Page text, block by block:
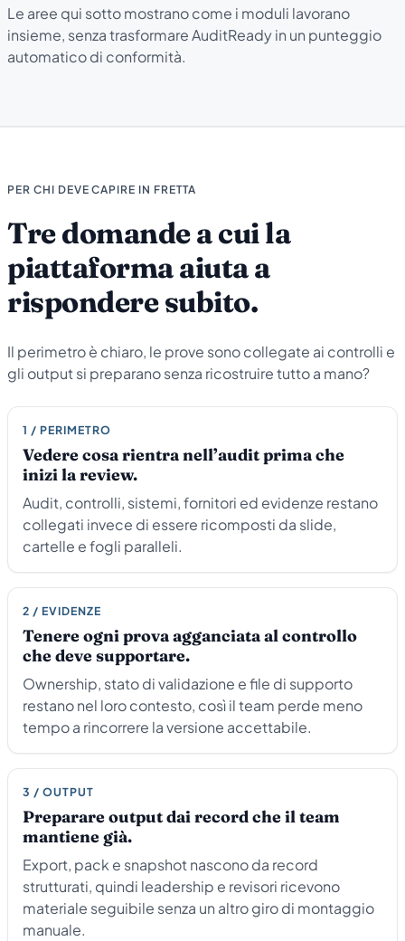
Le aree qui sotto mostrano come i moduli lavorano
insieme, senza trasformare AuditReady in un punteggio
automatico di conformità.
PER CHI DEVE CAPIRE IN FRETTA
Tre domande a cui la
piattaforma aiuta a
rispondere subito.
Il perimetro è chiaro, le prove sono collegate ai controlli e
gli output si preparano senza ricostruire tutto a mano?
1 / PERIMETRO
Vedere cosa rientra nell’audit prima che
inizi la review.
Audit, controlli, sistemi, fornitori ed evidenze restano
collegati invece di essere ricomposti da slide,
cartelle e fogli paralleli.
2 / EVIDENZE
Tenere ogni prova agganciata al controllo
che deve supportare.
Ownership, stato di validazione e file di supporto
restano nel loro contesto, così il team perde meno
tempo a rincorrere la versione accettabile.
3 / OUTPUT
Preparare output dai record che il team
mantiene già.
Export, pack e snapshot nascono da record
strutturati, quindi leadership e revisori ricevono
materiale seguibile senza un altro giro di montaggio
manuale.